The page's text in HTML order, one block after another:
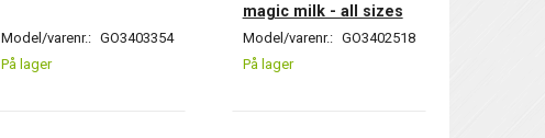
Model/varenr.: GO3403354
På lager
magic milk - all sizes
Model/varenr.: GO3402518
På lager